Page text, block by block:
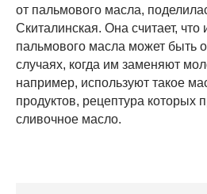
от пальмового масла,
Скиталинская. Она считает, что
пальмового масла может быть
случаях, когда им заменяют
например, используют такое
продуктов, рецептура которых
сливочное масло.